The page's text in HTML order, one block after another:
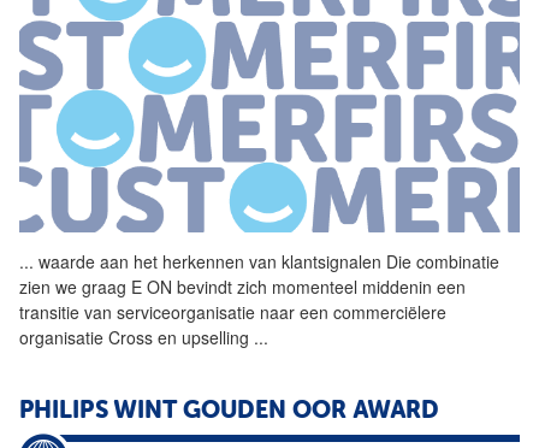
... waarde aan het herkennen van klantsignalen Die combinatie
zien we graag E ON bevindt zich momenteel middenin een
transitie van serviceorganisatie naar een commerciëlere
organisatie Cross en upselling ...
PHILIPS WINT GOUDEN OOR AWARD